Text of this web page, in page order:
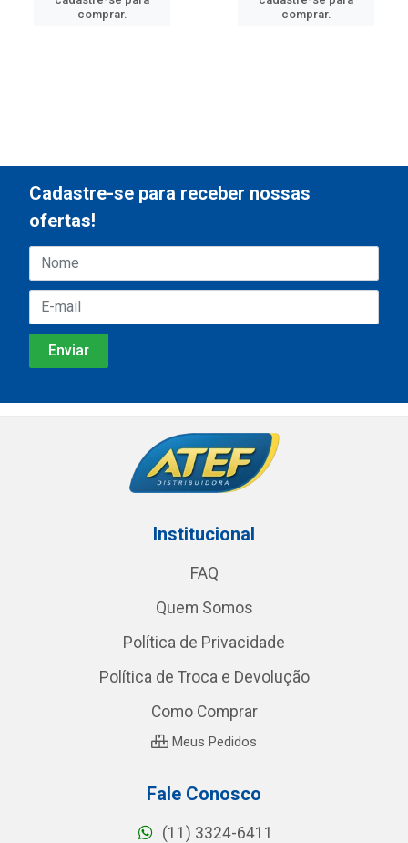
comprar.
comprar.
Cadastre-se para receber nossas
ofertas!
Institucional
FAQ
Quem Somos
Política de Privacidade
Política de Troca e Devolução
Como Comprar
Meus Pedidos
Fale Conosco
(11) 3324-6411